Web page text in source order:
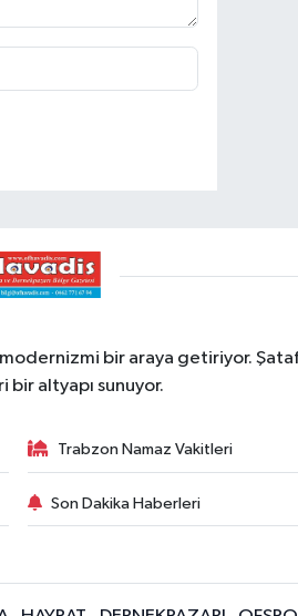
bir araya getiriyor.
bir altyapı sunuyor.
Trabzon Namaz Vakitleri
Son Dakika Haberleri